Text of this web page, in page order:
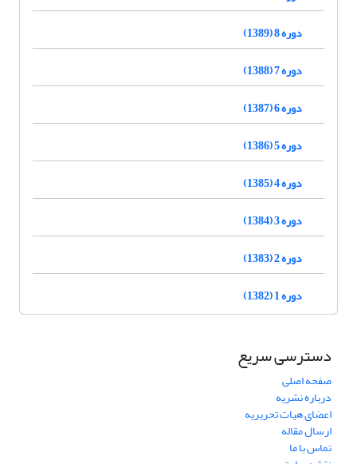
دوره 8 (1389)
دوره 7 (1388)
دوره 6 (1387)
دوره 5 (1386)
دوره 4 (1385)
دوره 3 (1384)
دوره 2 (1383)
دوره 1 (1382)
دسترسی سریع
صفحه اصلی
درباره نشریه
اعضای هیات تحریریه
ارسال مقاله
تماس با ما